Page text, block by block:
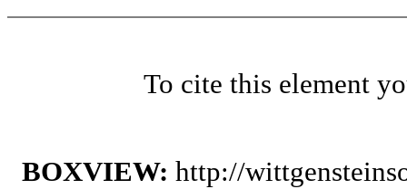
To cite this element
BOXVIEW: http://